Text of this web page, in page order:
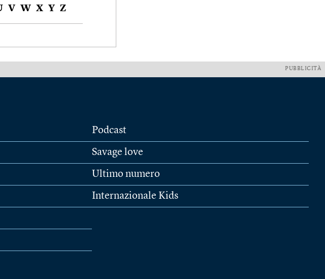
V W X Y Z
PUBBLICITÀ
Podcast
Savage love
Ultimo numero
Internazionale Kids